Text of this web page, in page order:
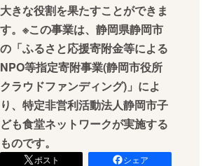
大きな役割を果たすことができま
す。※この事業は、静岡県静岡市
の「ふるさと応援寄附金等による
NPO等指定寄附事業(静岡市役所
クラウドファンディング)」によ
り、特定非営利活動法人静岡市子
ども食堂ネットワークが実施する
ものです。
ポスト
シェア